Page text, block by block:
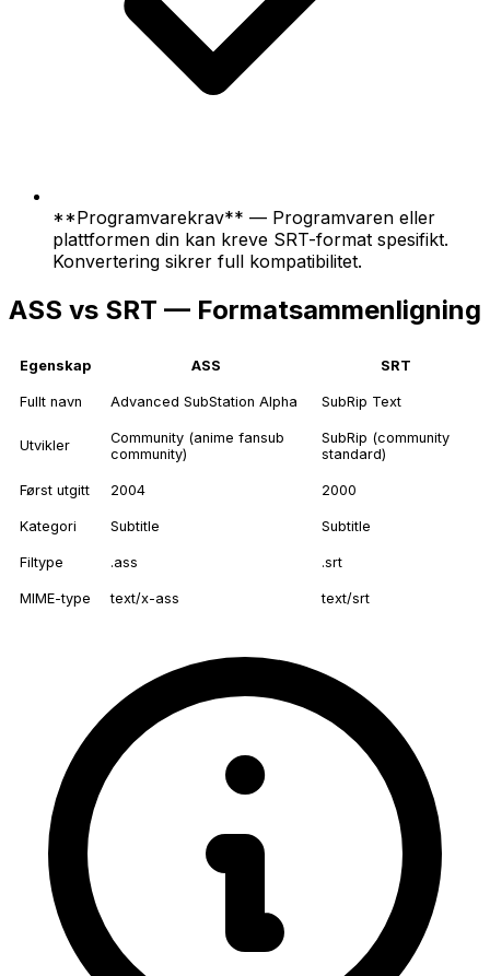
**Programvarekrav** — Programvaren eller
plattformen din kan kreve SRT-format spesifikt.
Konvertering sikrer full kompatibilitet.
ASS vs SRT — Formatsammenligning
Egenskap ASS SRT
Fullt navn Advanced SubStation Alpha SubRip Text
Utvikler
Community (anime fansub
community)
SubRip (community
standard)
Først utgitt 2004 2000
Kategori Subtitle Subtitle
Filtype .ass .srt
MIME-type text/x-ass text/srt